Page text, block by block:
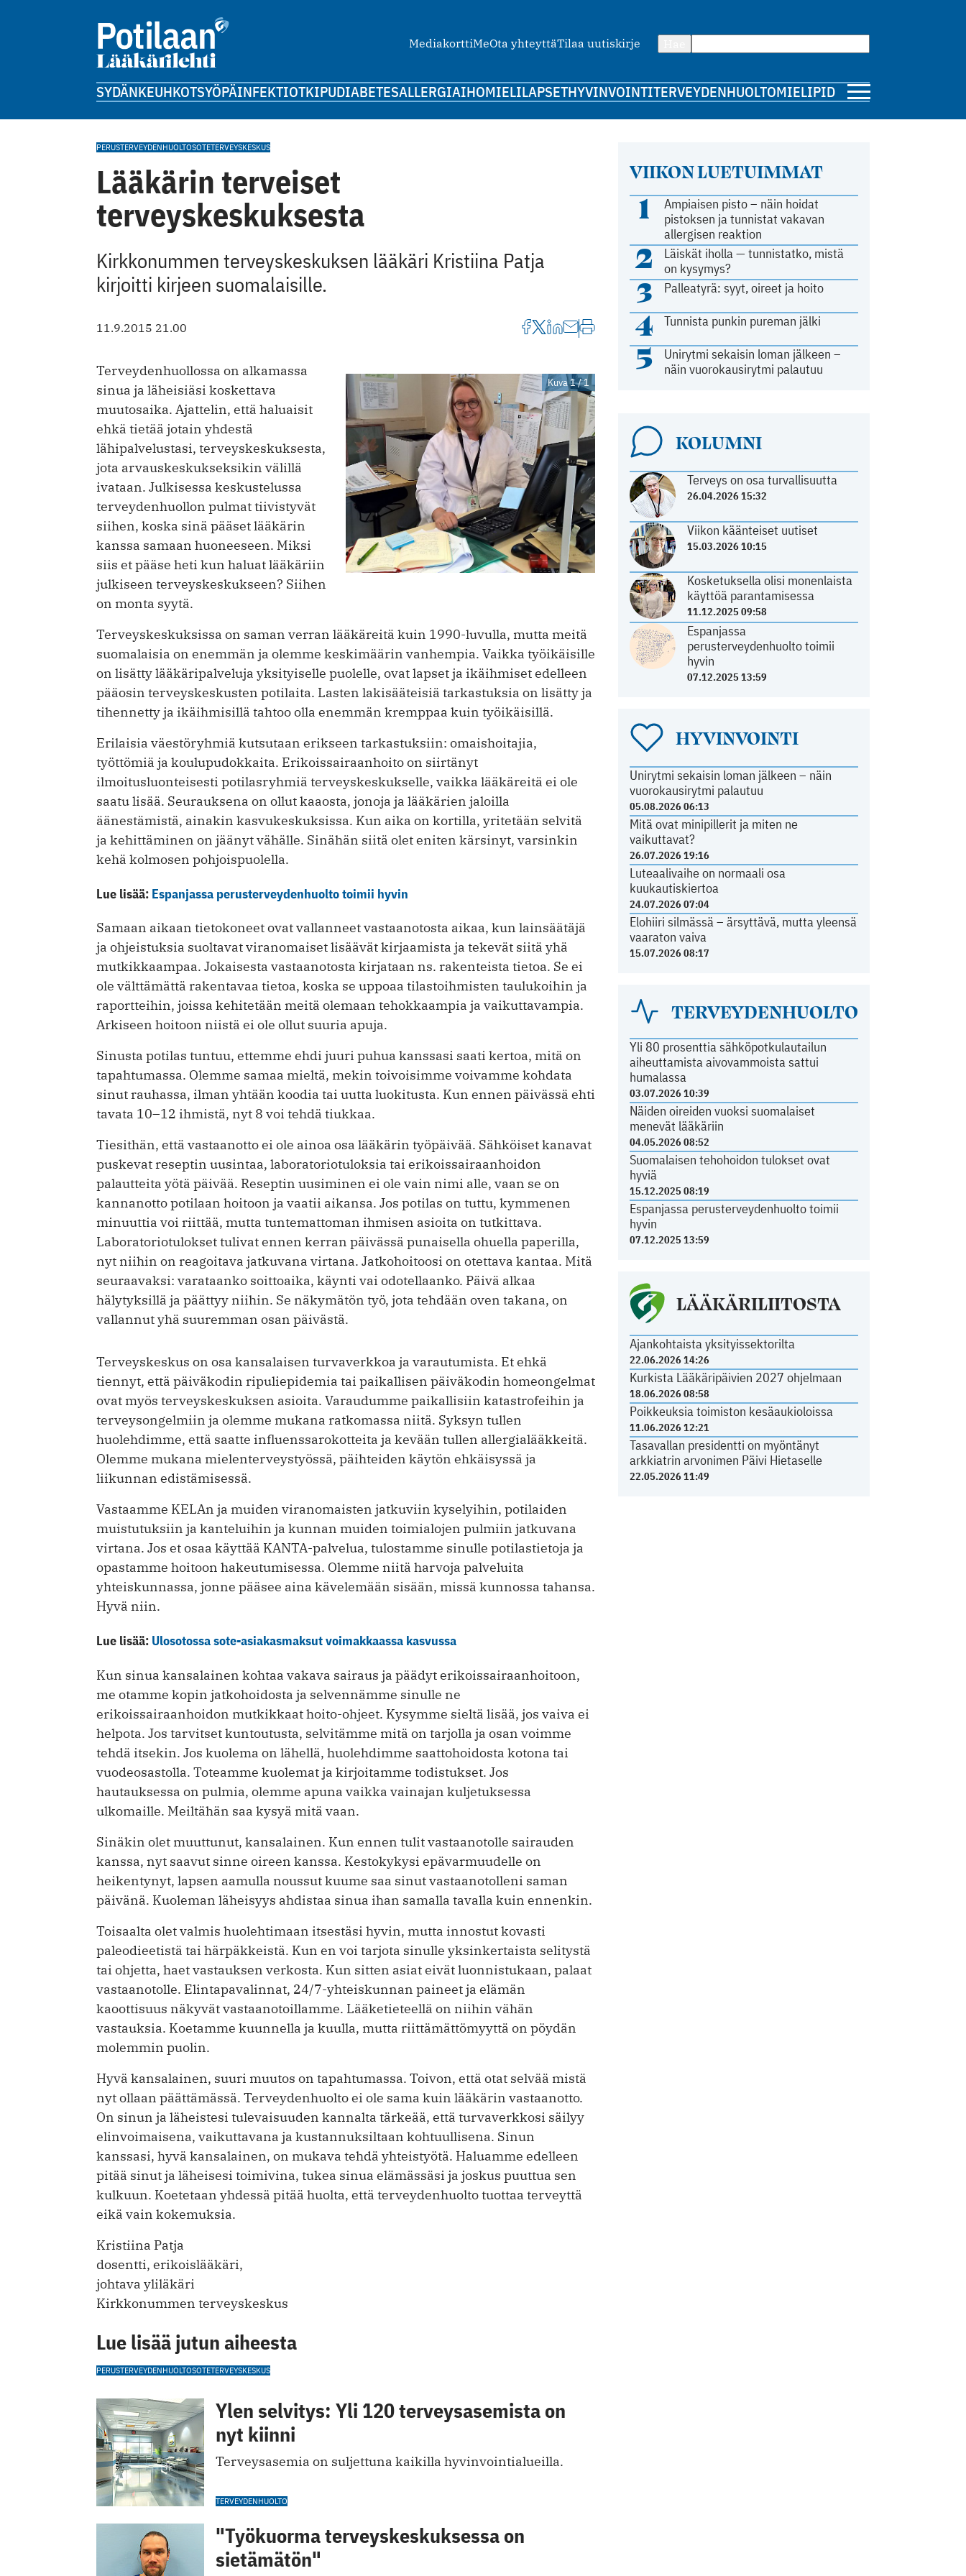
MediakorttiMeOta yhteyttäTilaa uutiskirje
SYDÄNKEUHKOTSYÖPÄINFEKTIOTKIPUDIABETESALLERGIAIHOMIELILAPSETHYVINVOINTITERVEYDENHUOLTOMIELIPIDE
VIIKON LUETUIMMAT
1
Ampiaisen pisto – näin hoidat
pistoksen ja tunnistat vakavan
allergisen reaktion
2
Läiskät iholla — tunnistatko, mistä
on kysymys?
3 Palleatyrä: syyt, oireet ja hoito
4 Tunnista punkin pureman jälki
5
Unirytmi sekaisin loman jälkeen –
näin vuorokausirytmi palautuu
KOLUMNI
Terveys on osa turvallisuutta
26.04.2026 15:32
Viikon käänteiset uutiset
15.03.2026 10:15
Kosketuksella olisi monenlaista
käyttöä parantamisessa
11.12.2025 09:58
Espanjassa
perusterveydenhuolto toimii
hyvin
07.12.2025 13:59
HYVINVOINTI
Unirytmi sekaisin loman jälkeen – näin
vuorokausirytmi palautuu
05.08.2026 06:13
Mitä ovat minipillerit ja miten ne
vaikuttavat?
26.07.2026 19:16
Luteaalivaihe on normaali osa
kuukautiskiertoa
24.07.2026 07:04
Elohiiri silmässä – ärsyttävä, mutta yleensä
vaaraton vaiva
15.07.2026 08:17
TERVEYDENHUOLTO
Yli 80 prosenttia sähköpotkulautailun
aiheuttamista aivovammoista sattui
humalassa
03.07.2026 10:39
Näiden oireiden vuoksi suomalaiset
menevät lääkäriin
04.05.2026 08:52
Suomalaisen tehohoidon tulokset ovat
hyviä
15.12.2025 08:19
Espanjassa perusterveydenhuolto toimii
hyvin
07.12.2025 13:59
LÄÄKÄRILIITOSTA
Ajankohtaista yksityissektorilta
22.06.2026 14:26
Kurkista Lääkäripäivien 2027 ohjelmaan
18.06.2026 08:58
Poikkeuksia toimiston kesäaukioloissa
11.06.2026 12:21
Tasavallan presidentti on myöntänyt
arkkiatrin arvonimen Päivi Hietaselle
22.05.2026 11:49
PERUSTERVEYDENHUOLTOSOTETERVEYSKESKUS
Lääkärin terveiset
terveyskeskuksesta
Kirkkonummen terveyskeskuksen lääkäri Kristiina Patja
kirjoitti kirjeen suomalaisille.
11.9.2015 21.00
Kuva 1 / 1
Terveydenhuollossa on alkamassa
sinua ja läheisiäsi koskettava
muutosaika. Ajattelin, että haluaisit
ehkä tietää jotain yhdestä
lähipalvelustasi, terveyskeskuksesta,
jota arvauskeskukseksikin välillä
ivataan. Julkisessa keskustelussa
terveydenhuollon pulmat tiivistyvät
siihen, koska sinä pääset lääkärin
kanssa samaan huoneeseen. Miksi
siis et pääse heti kun haluat lääkäriin
julkiseen terveyskeskukseen? Siihen
on monta syytä.
Terveyskeskuksissa on saman verran lääkäreitä kuin 1990-luvulla, mutta meitä
suomalaisia on enemmän ja olemme keskimäärin vanhempia. Vaikka työikäisille
on lisätty lääkäripalveluja yksityiselle puolelle, ovat lapset ja ikäihmiset edelleen
pääosin terveyskeskusten potilaita. Lasten lakisääteisiä tarkastuksia on lisätty ja
tihennetty ja ikäihmisillä tahtoo olla enemmän kremppaa kuin työikäisillä.
Erilaisia väestöryhmiä kutsutaan erikseen tarkastuksiin: omaishoitajia,
työttömiä ja koulupudokkaita. Erikoissairaanhoito on siirtänyt
ilmoitusluonteisesti potilasryhmiä terveyskeskukselle, vaikka lääkäreitä ei ole
saatu lisää. Seurauksena on ollut kaaosta, jonoja ja lääkärien jaloilla
äänestämistä, ainakin kasvukeskuksissa. Kun aika on kortilla, yritetään selvitä
ja kehittäminen on jäänyt vähälle. Sinähän siitä olet eniten kärsinyt, varsinkin
kehä kolmosen pohjoispuolella.
Lue lisää: Espanjassa perusterveydenhuolto toimii hyvin
Samaan aikaan tietokoneet ovat vallanneet vastaanotosta aikaa, kun lainsäätäjä
ja ohjeistuksia suoltavat viranomaiset lisäävät kirjaamista ja tekevät siitä yhä
mutkikkaampaa. Jokaisesta vastaanotosta kirjataan ns. rakenteista tietoa. Se ei
ole välttämättä rakentavaa tietoa, koska se uppoaa tilastoihmisten taulukoihin ja
raportteihin, joissa kehitetään meitä olemaan tehokkaampia ja vaikuttavampia.
Arkiseen hoitoon niistä ei ole ollut suuria apuja.
Sinusta potilas tuntuu, ettemme ehdi juuri puhua kanssasi saati kertoa, mitä on
tapahtumassa. Olemme samaa mieltä, mekin toivoisimme voivamme kohdata
sinut rauhassa, ilman yhtään koodia tai uutta luokitusta. Kun ennen päivässä ehti
tavata 10–12 ihmistä, nyt 8 voi tehdä tiukkaa.
Tiesithän, että vastaanotto ei ole ainoa osa lääkärin työpäivää. Sähköiset kanavat
puskevat reseptin uusintaa, laboratoriotuloksia tai erikoissairaanhoidon
palautteita yötä päivää. Reseptin uusiminen ei ole vain nimi alle, vaan se on
kannanotto potilaan hoitoon ja vaatii aikansa. Jos potilas on tuttu, kymmenen
minuuttia voi riittää, mutta tuntemattoman ihmisen asioita on tutkittava.
Laboratoriotulokset tulivat ennen kerran päivässä punaisella ohuella paperilla,
nyt niihin on reagoitava jatkuvana virtana. Jatkohoitoosi on otettava kantaa. Mitä
seuraavaksi: varataanko soittoaika, käynti vai odotellaanko. Päivä alkaa
hälytyksillä ja päättyy niihin. Se näkymätön työ, jota tehdään oven takana, on
vallannut yhä suuremman osan päivästä.
Terveyskeskus on osa kansalaisen turvaverkkoa ja varautumista. Et ehkä
tiennyt, että päiväkodin ripuliepidemia tai paikallisen päiväkodin homeongelmat
ovat myös terveyskeskuksen asioita. Varaudumme paikallisiin katastrofeihin ja
terveysongelmiin ja olemme mukana ratkomassa niitä. Syksyn tullen
huolehdimme, että saatte influenssarokotteita ja kevään tullen allergialääkkeitä.
Olemme mukana mielenterveystyössä, päihteiden käytön ehkäisyssä ja
liikunnan edistämisessä.
Vastaamme KELAn ja muiden viranomaisten jatkuviin kyselyihin, potilaiden
muistutuksiin ja kanteluihin ja kunnan muiden toimialojen pulmiin jatkuvana
virtana. Jos et osaa käyttää KANTA-palvelua, tulostamme sinulle potilastietoja ja
opastamme hoitoon hakeutumisessa. Olemme niitä harvoja palveluita
yhteiskunnassa, jonne pääsee aina kävelemään sisään, missä kunnossa tahansa.
Hyvä niin.
Lue lisää: Ulosotossa sote-asiakasmaksut voimakkaassa kasvussa
Kun sinua kansalainen kohtaa vakava sairaus ja päädyt erikoissairaanhoitoon,
me otamme kopin jatkohoidosta ja selvennämme sinulle ne
erikoissairaanhoidon mutkikkaat hoito-ohjeet. Kysymme sieltä lisää, jos vaiva ei
helpota. Jos tarvitset kuntoutusta, selvitämme mitä on tarjolla ja osan voimme
tehdä itsekin. Jos kuolema on lähellä, huolehdimme saattohoidosta kotona tai
vuodeosastolla. Toteamme kuolemat ja kirjoitamme todistukset. Jos
hautauksessa on pulmia, olemme apuna vaikka vainajan kuljetuksessa
ulkomaille. Meiltähän saa kysyä mitä vaan.
Sinäkin olet muuttunut, kansalainen. Kun ennen tulit vastaanotolle sairauden
kanssa, nyt saavut sinne oireen kanssa. Kestokykysi epävarmuudelle on
heikentynyt, lapsen aamulla noussut kuume saa sinut vastaanotolleni saman
päivänä. Kuoleman läheisyys ahdistaa sinua ihan samalla tavalla kuin ennenkin.
Toisaalta olet valmis huolehtimaan itsestäsi hyvin, mutta innostut kovasti
paleodieetistä tai härpäkkeistä. Kun en voi tarjota sinulle yksinkertaista selitystä
tai ohjetta, haet vastauksen verkosta. Kun sitten asiat eivät luonnistukaan, palaat
vastaanotolle. Elintapavalinnat, 24/7-yhteiskunnan paineet ja elämän
kaoottisuus näkyvät vastaanotoillamme. Lääketieteellä on niihin vähän
vastauksia. Koetamme kuunnella ja kuulla, mutta riittämättömyyttä on pöydän
molemmin puolin.
Hyvä kansalainen, suuri muutos on tapahtumassa. Toivon, että otat selvää mistä
nyt ollaan päättämässä. Terveydenhuolto ei ole sama kuin lääkärin vastaanotto.
On sinun ja läheistesi tulevaisuuden kannalta tärkeää, että turvaverkkosi säilyy
elinvoimaisena, vaikuttavana ja kustannuksiltaan kohtuullisena. Sinun
kanssasi, hyvä kansalainen, on mukava tehdä yhteistyötä. Haluamme edelleen
pitää sinut ja läheisesi toimivina, tukea sinua elämässäsi ja joskus puuttua sen
kulkuun. Koetetaan yhdessä pitää huolta, että terveydenhuolto tuottaa terveyttä
eikä vain kokemuksia.
Kristiina Patja
dosentti, erikoislääkäri,
johtava yliläkäri
Kirkkonummen terveyskeskus
Lue lisää jutun aiheesta
PERUSTERVEYDENHUOLTOSOTETERVEYSKESKUS
Ylen selvitys: Yli 120 terveysasemista on
nyt kiinni
Terveysasemia on suljettuna kaikilla hyvinvointialueilla.
TERVEYDENHUOLTO
"Työkuorma terveyskeskuksessa on
sietämätön"